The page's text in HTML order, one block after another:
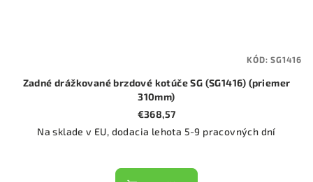
Zadné drážkované brzdové kotúče SG (SG1416) (priemer
310mm)
€368,57
Na sklade v EU, dodacia lehota 5-9 pracovných dní
KÓD:SG1416